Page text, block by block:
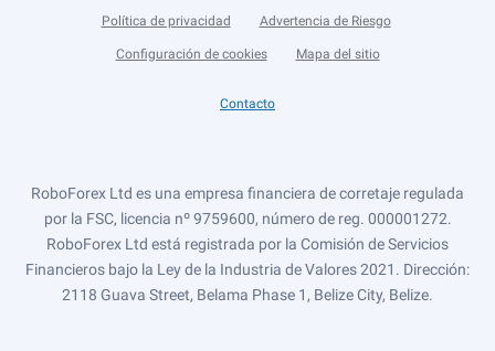
Política de privacidad Advertencia de Riesgo
Configuración de cookies Mapa del sitio
Contacto
RoboForex Ltd es una empresa financiera de corretaje regulada
por la FSC, licencia nº 9759600, número de reg. 000001272.
RoboForex Ltd está registrada por la Comisión de Servicios
Financieros bajo la Ley de la Industria de Valores 2021. Dirección:
2118 Guava Street, Belama Phase 1, Belize City, Belize.